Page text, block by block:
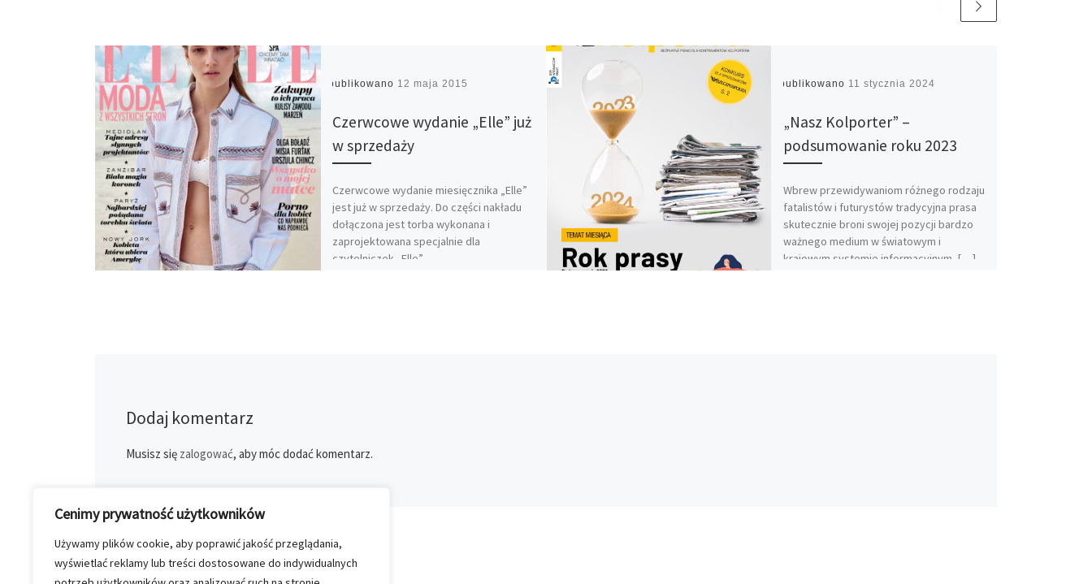
Cenimy prywatność użytkowników
Używamy plików cookie, aby poprawić jakość przeglądania,
wyświetlać reklamy lub treści dostosowane do indywidualnych
Opublikowano 12 maja 2015
Czerwcowe wydanie „Elle” już
w sprzedaży
Czerwcowe wydanie miesięcznika „Elle”
jest już w sprzedaży. Do części nakładu
dołączona jest torba wykonana i
zaprojektowana specjalnie dla
czytelniczek „Elle”.
Opublikowano 11 stycznia 2024
„Nasz Kolporter” –
podsumowanie roku 2023
Wbrew przewidywaniom różnego rodzaju
fatalistów i futurystów tradycyjna prasa
skutecznie broni swojej pozycji bardzo
ważnego medium w światowym i
krajowym systemie informacyjnym. […]
Dodaj komentarz
Musisz się zalogować, aby móc dodać komentarz.